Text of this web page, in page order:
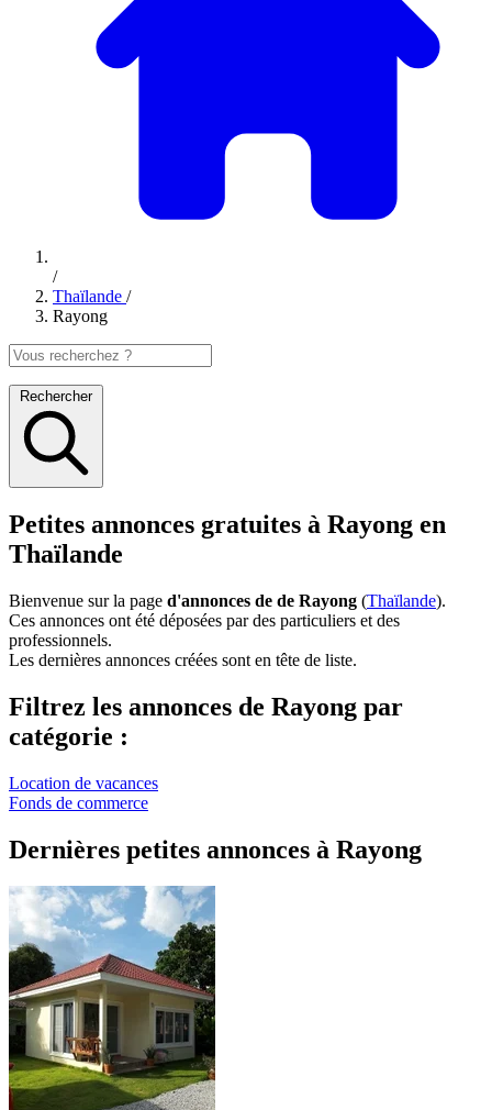
/
Thaïlande /
Rayong
Rechercher
Petites annonces gratuites à Rayong en
Thaïlande
Bienvenue sur la page d'annonces de de Rayong (Thaïlande).
Ces annonces ont été déposées par des particuliers et des
professionnels.
Les dernières annonces créées sont en tête de liste.
Filtrez les annonces de Rayong par
catégorie :
Location de vacances
Fonds de commerce
Dernières petites annonces à Rayong